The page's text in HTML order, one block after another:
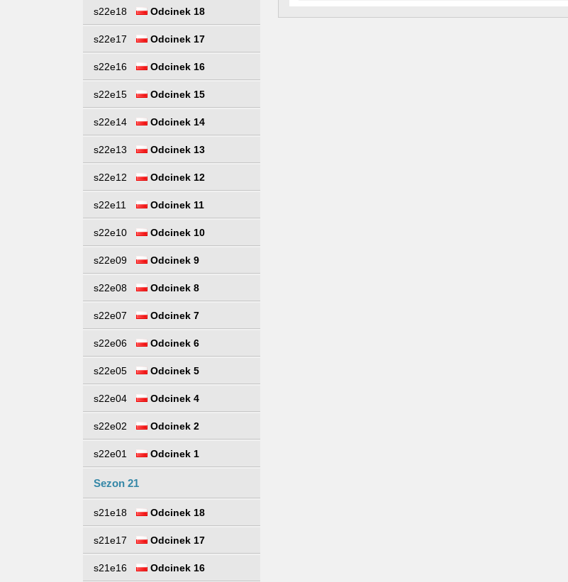
s22e18 Odcinek 18
s22e17 Odcinek 17
s22e16 Odcinek 16
s22e15 Odcinek 15
s22e14 Odcinek 14
s22e13 Odcinek 13
s22e12 Odcinek 12
s22e11 Odcinek 11
s22e10 Odcinek 10
s22e09 Odcinek 9
s22e08 Odcinek 8
s22e07 Odcinek 7
s22e06 Odcinek 6
s22e05 Odcinek 5
s22e04 Odcinek 4
s22e02 Odcinek 2
s22e01 Odcinek 1
Sezon 21
s21e18 Odcinek 18
s21e17 Odcinek 17
s21e16 Odcinek 16